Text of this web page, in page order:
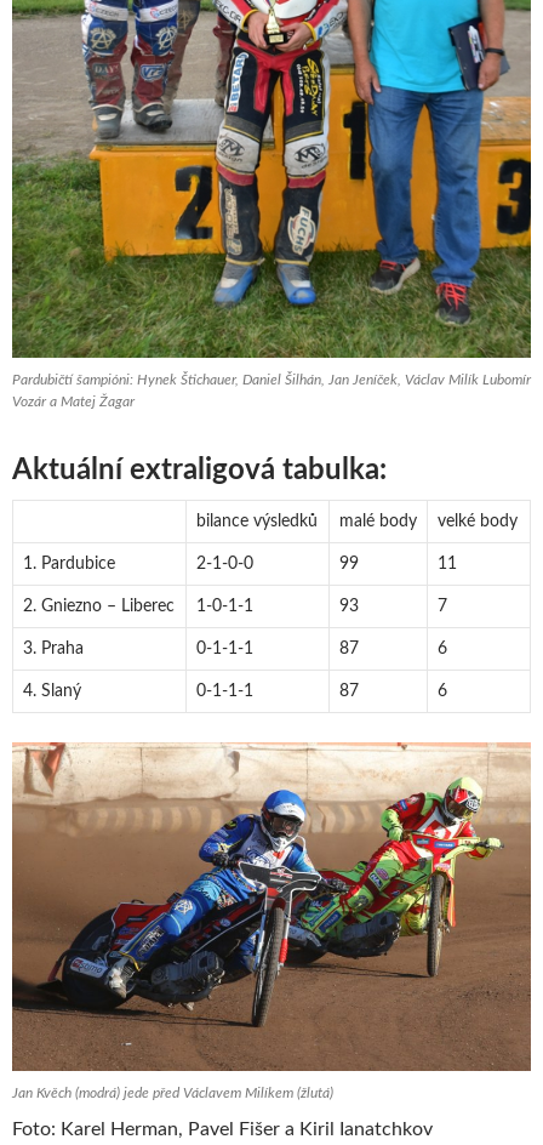
Pardubičtí šampióni: Hynek Štichauer, Daniel Šilhán, Jan Jeníček, Václav Milík Lubomír
Vozár a Matej Žagar
Aktuální extraligová tabulka:
bilance výsledků malé body velké body
1. Pardubice 2-1-0-0 99 11
2. Gniezno – Liberec 1-0-1-1 93 7
3. Praha 0-1-1-1 87 6
4. Slaný 0-1-1-1 87 6
Jan Kvěch (modrá) jede před Václavem Milíkem (žlutá)
Foto: Karel Herman, Pavel Fišer a Kiril Ianatchkov